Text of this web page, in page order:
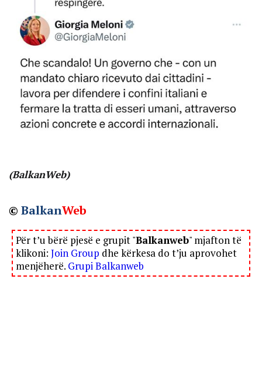
(BalkanWeb)
© BalkanWeb
Për t’u bërë pjesë e grupit "Balkanweb" mjafton të
klikoni: Join Group dhe kërkesa do t’ju aprovohet
menjëherë. Grupi Balkanweb